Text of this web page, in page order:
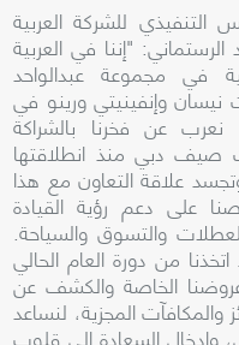
للشركة العربية
"إننا في العربية
في مجموعة عبدالواحد
نيسان وإنفينيتي ورينو في
نعرب عن فخرنا بالشراكة
صيف دبي منذ انطلاقتها
علاقة التعاون مع هذا
على دعم رؤية القيادة
والتسوق والسياحة.
من دورة العام الحالي
الخاصة والكشف عن
والمكافآت المجزية، لنساعد
السعادة إلى قلوب